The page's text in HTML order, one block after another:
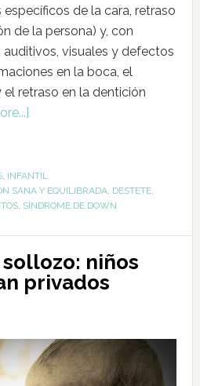
de la cara, retraso
de la persona) y, con
visuales y defectos
en la boca, el
retraso en la dentición
, INFANTIL
SANA Y EQUILIBRADA, DESTETE,
, SÍNDROME DE DOWN
niños
privados